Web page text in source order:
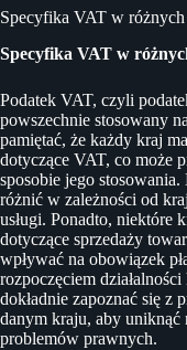
Specyfika VAT w
Specyfika VAT w
Podatek VAT, czyli
powszechnie stosowany
pamiętać, że każdy kraj
dotyczące VAT, co może
sposobie jego
różnić w zależności od
usługi. Ponadto, niektóre
dotyczące sprzedaży
wpływać na obowiązek
rozpoczęciem
dokładnie zapoznać się z
danym kraju, aby uniknąć
problemów prawnych.